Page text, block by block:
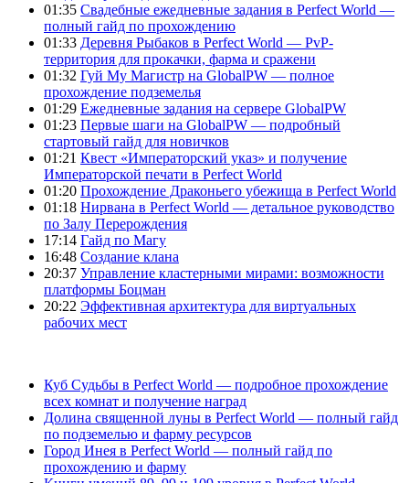
01:35 Свадебные ежедневные задания в Perfect World —
полный гайд по прохождению
01:33 Деревня Рыбаков в Perfect World — PvP-
территория для прокачки, фарма и сражени
01:32 Гуй Му Магистр на GlobalPW — полное
прохождение подземелья
01:29 Ежедневные задания на сервере GlobalPW
01:23 Первые шаги на GlobalPW — подробный
стартовый гайд для новичков
01:21 Квест «Императорский указ» и получение
Императорской печати в Perfect World
01:20 Прохождение Драконьего убежища в Perfect World
01:18 Нирвана в Perfect World — детальное руководство
по Залу Перерождения
17:14 Гайд по Магу
16:48 Создание клана
20:37 Управление кластерными мирами: возможности
платформы Боцман
20:22 Эффективная архитектура для виртуальных
рабочих мест
Куб Судьбы в Perfect World — подробное прохождение
всех комнат и получение наград
Долина священной луны в Perfect World — полный гайд
по подземелью и фарму ресурсов
Город Инея в Perfect World — полный гайд по
прохождению и фарму